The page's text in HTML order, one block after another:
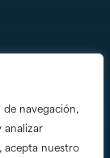
navegación,
analizar
acepta nuestro